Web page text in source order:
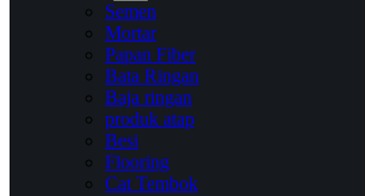
Semen
Mortar
Papan Fiber
Bata Ringan
Baja ringan
produk atap
Besi
Flooring
Cat Tembok